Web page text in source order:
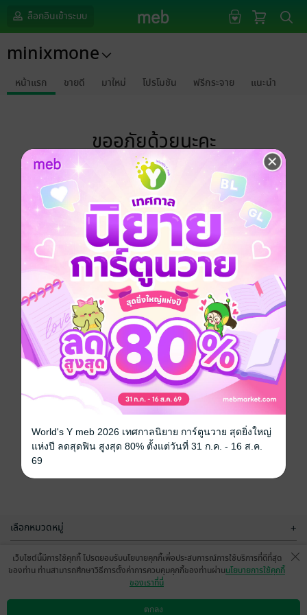
ล็อกอินเข้าระบบ
minixmone
หน้าแรก ขายดี มาใหม่ โปรโมชัน ฟรีกระจาย แนะนำ
ขออภัยด้วยนะคะ
ไม่พบข้อมูลในหัวข้อที่คุณกำลังชมค่ะ
เลือกหมวดหมู่ +
บริการช่วยเหลือ +
เว็บไซต์นี้มีการใช้คุกกี้ โปรดยอมรับนโยบายคุกกี้เพื่อประสบการณ์การใช้บริการที่ดีที่สุด
ของท่าน ท่านสามารถศึกษาวิธีการตั้งค่าการควบคุมคุกกี้ของท่านผ่านนโยบายการใช้คุกกี้
ของเราที่นี่
ตกลง
World's Y meb 2026 เทศกาลนิยาย การ์ตูนวาย สุดยิ่งใหญ่
แห่งปี ลดสุดฟิน สูงสุด 80% ตั้งแต่วันที่ 31 ก.ค. - 16 ส.ค.
69